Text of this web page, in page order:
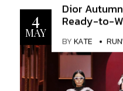
4
MAY
Dior
Ready-to-
BYKATE